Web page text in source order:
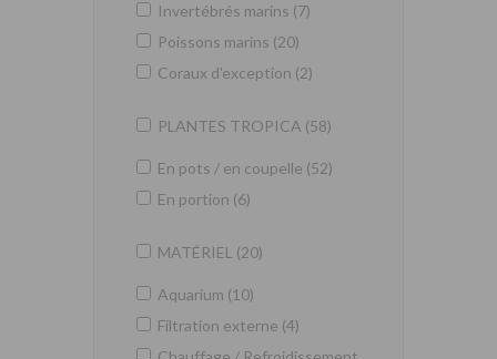
Invertébrés marins (7)
Poissons marins (20)
Coraux d'exception (2)
PLANTES TROPICA (58)
En pots / en coupelle (52)
En portion (6)
MATÉRIEL (20)
Aquarium (10)
Filtration externe (4)